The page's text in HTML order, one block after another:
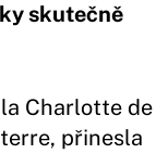
skutečně
Charlotte de
přinesla